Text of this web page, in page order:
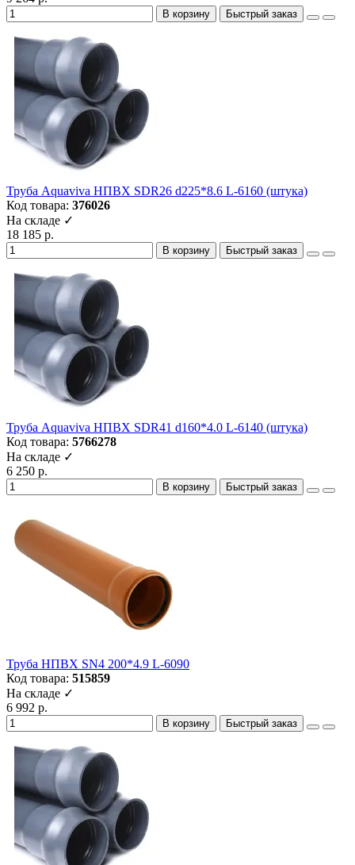
В корзину Быстрый заказ
Труба Aquaviva НПВХ SDR26 d225*8.6 L-6160 (штука)
Код товара: 376026
На складе ✓
18 185 р.
В корзину Быстрый заказ
Труба Aquaviva НПВХ SDR41 d160*4.0 L-6140 (штука)
Код товара: 5766278
На складе ✓
6 250 р.
В корзину Быстрый заказ
Труба НПВХ SN4 200*4.9 L-6090
Код товара: 515859
На складе ✓
6 992 р.
В корзину Быстрый заказ